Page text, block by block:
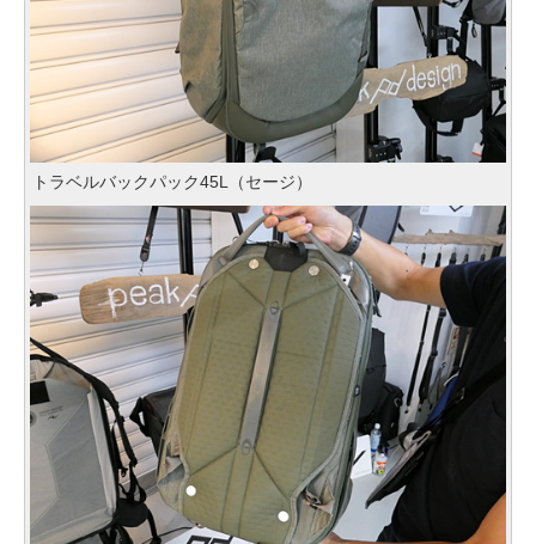
トラベルバックパック45L（セージ）